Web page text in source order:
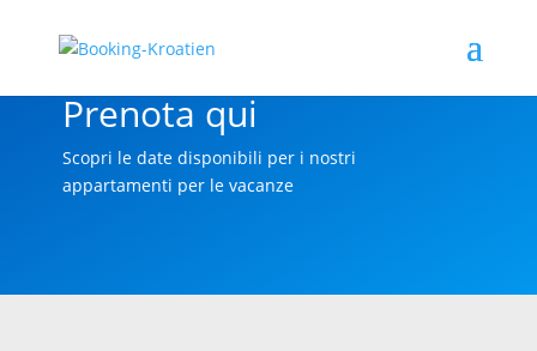
Prenota qui
Scopri le date disponibili per i nostri
appartamenti per le vacanze